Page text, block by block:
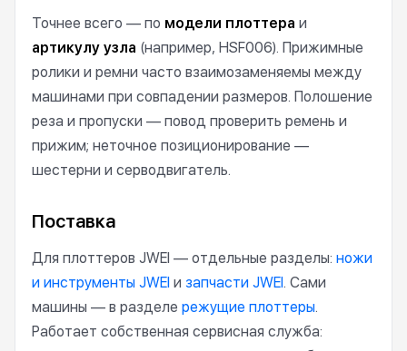
Точнее всего — по модели плоттера и
артикулу узла (например, HSF006). Прижимные
ролики и ремни часто взаимозаменяемы между
машинами при совпадении размеров. Полошение
реза и пропуски — повод проверить ремень и
прижим; неточное позиционирование —
шестерни и серводвигатель.
Поставка
Для плоттеров JWEI — отдельные разделы: ножи
и инструменты JWEI и запчасти JWEI. Сами
машины — в разделе режущие плоттеры.
Работает собственная сервисная служба: